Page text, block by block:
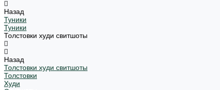
Назад
Туники
Туники
Толстовки худи свитшоты
Назад
Толстовки худи свитшоты
Толстовки
Худи